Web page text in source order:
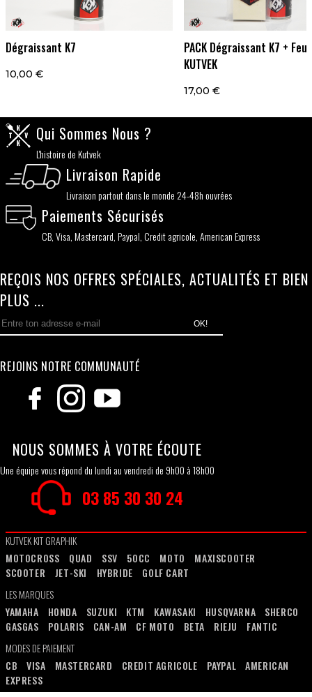
Dégraissant K7
10,00 €
PACK Dégraissant K7 +
KUTVEK
17,00 €
Qui Sommes Nous ?
L'histoire de Kutvek
Livraison Rapide
Livraison partout dans le monde 24-48h ouvrées
Paiements Sécurisés
CB, Visa, Mastercard, Paypal, Credit agricole, American Express
REÇOIS NOS OFFRES SPÉCIALES, ACTUALITÉS ET BIEN
PLUS ...
OK!
REJOINS NOTRE COMMUNAUTÉ
NOUS SOMMES À VOTRE ÉCOUTE
Une équipe vous répond du lundi au vendredi de 9h00 à 18h00
03 85 30 30 24
KUTVEK KIT GRAPHIK
MOTOCROSS
QUAD SSV 50CC MOTO
MAXISCOOTER
SCOOTER
JET-SKI HYBRIDE
GOLF CART
LES MARQUES
YAMAHA
HONDA SUZUKI KTM KAWASAKI HUSQVARNA
SHERCO
GASGAS
POLARIS CAN-AM CF MOTO BETA RIEJU
FANTIC
MODES DE PAIEMENT
CB
VISA MASTERCARD CREDIT AGRICOLE PAYPAL
AMERICAN
EXPRESS